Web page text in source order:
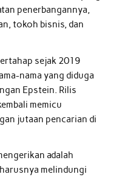
penerbangannya,
tokoh bisnis, dan
sejak 2019
nama yang diduga
Epstein. Rilis
memicu
jutaan pencarian di
adalah
melindungi